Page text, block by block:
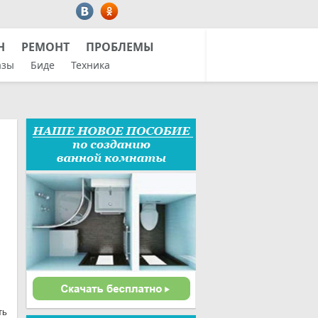
РЕМОНТ ПРОБЛЕМЫ
Биде Техника